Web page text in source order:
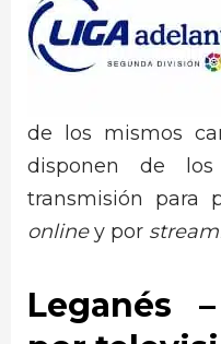
de los mismos
disponen de
transmisión para
onliney por
Leganés –